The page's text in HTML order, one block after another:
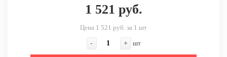
1 521 руб.
Цена 1 521 руб. за 1 шт
- + шт